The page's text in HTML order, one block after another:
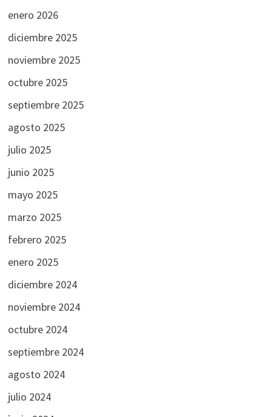
enero 2026
diciembre 2025
noviembre 2025
octubre 2025
septiembre 2025
agosto 2025
julio 2025
junio 2025
mayo 2025
marzo 2025
febrero 2025
enero 2025
diciembre 2024
noviembre 2024
octubre 2024
septiembre 2024
agosto 2024
julio 2024